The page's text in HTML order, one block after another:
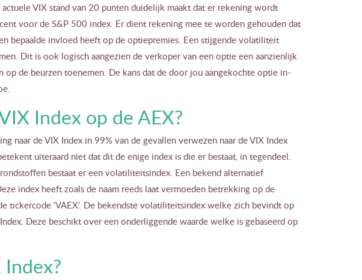
VIX stand van 20 punten duidelijk maakt dat er rekening wordt
voor de S&P 500 index. Er dient rekening mee te worden gehouden dat
bepaalde invloed heeft op de optiepremies. Een stijgende volatiliteit
Dit is ook logisch aangezien de verkoper van een optie een aanzienlijk
de beurzen toenemen. De kans dat de door jou aangekochte optie in-
Index op de AEX?
naar de VIX Index in 99% van de gevallen verwezen naar de VIX Index
uiteraard niet dat dit de enige index is die er bestaat, in tegendeel.
bestaat er een volatiliteitsindex. Een bekend alternatief
index heeft zoals de naam reeds laat vermoeden betrekking op de
tickercode ‘VAEX’. De bekendste volatiliteitsindex welke zich bevindt op
Deze beschikt over een onderliggende waarde welke is gebaseerd op